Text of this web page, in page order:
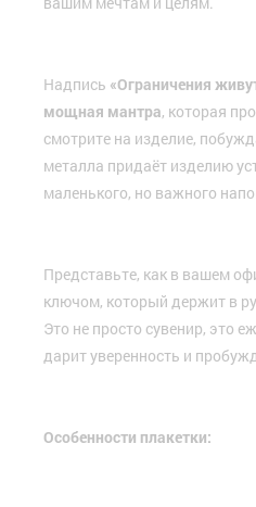
Надпись «Ограничения
мощная мантра, которая
смотрите на изделие,
металла придаёт изделию
маленького, но важного
Представьте, как в вашем
ключом, который держит в
Это не просто сувенир, это
дарит уверенность и
Особенности плакетки: